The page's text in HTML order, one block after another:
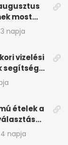
most
3 napja
vizelési
segítséget
ételek a
4 napja